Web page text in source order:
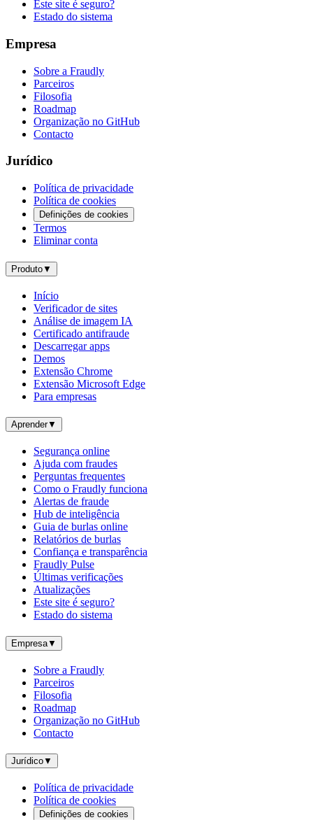
Este site é seguro?
Estado do sistema
Empresa
Sobre a Fraudly
Parceiros
Filosofia
Roadmap
Organização no GitHub
Contacto
Jurídico
Política de privacidade
Política de cookies
Definições de cookies
Termos
Eliminar conta
Produto▼
Início
Verificador de sites
Análise de imagem IA
Certificado antifraude
Descarregar apps
Demos
Extensão Chrome
Extensão Microsoft Edge
Para empresas
Aprender▼
Segurança online
Ajuda com fraudes
Perguntas frequentes
Como o Fraudly funciona
Alertas de fraude
Hub de inteligência
Guia de burlas online
Relatórios de burlas
Confiança e transparência
Fraudly Pulse
Últimas verificações
Atualizações
Este site é seguro?
Estado do sistema
Empresa▼
Sobre a Fraudly
Parceiros
Filosofia
Roadmap
Organização no GitHub
Contacto
Jurídico▼
Política de privacidade
Política de cookies
Definições de cookies